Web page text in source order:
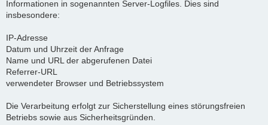
Informationen in sogenannten Server-Logfiles. Dies sind
insbesondere:
IP-Adresse
Datum und Uhrzeit der Anfrage
Name und URL der abgerufenen Datei
Referrer-URL
verwendeter Browser und Betriebssystem
Die Verarbeitung erfolgt zur Sicherstellung eines störungsfreien
Betriebs sowie aus Sicherheitsgründen.